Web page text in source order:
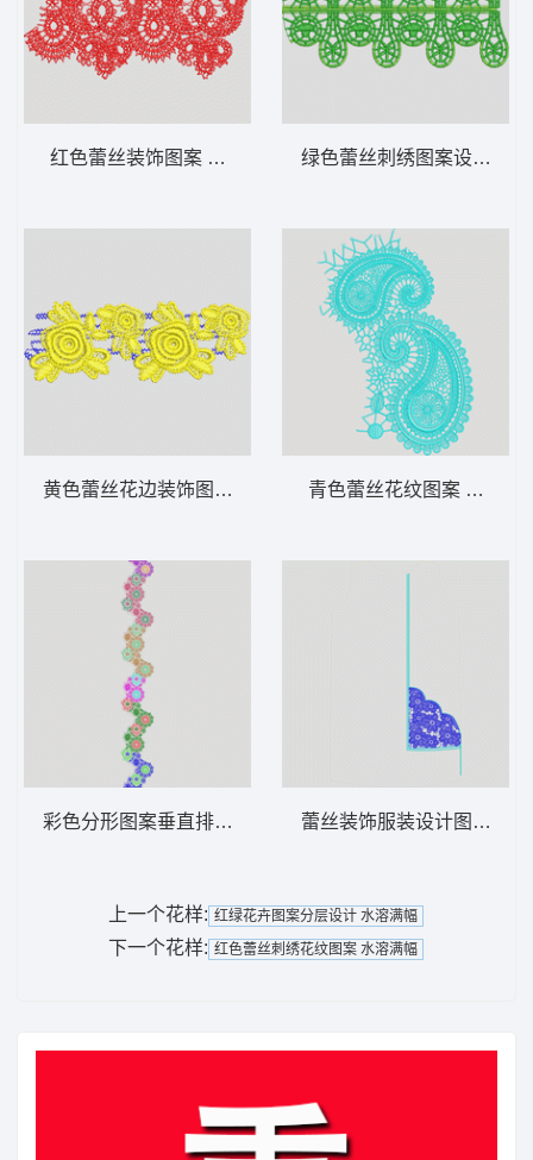
红色蕾丝装饰图案 水溶条码
黄色蕾丝花边装饰图案 水溶条码
彩色分形图案垂直排列 水溶满幅
绿色蕾丝刺绣图案设计 水
青色蕾丝花纹图案 水溶满
蕾丝装饰服装设计图 水溶
上一个花样: 红绿花卉图案分层设计 水溶满幅
下一个花样: 红色蕾丝刺绣花纹图案 水溶满幅